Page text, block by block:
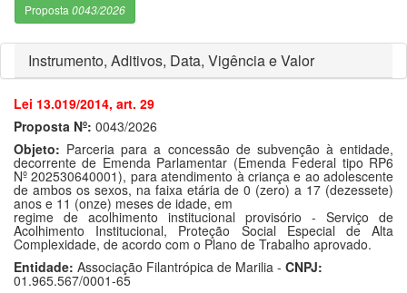
Proposta 0043/2026
Instrumento, Aditivos, Data, Vigência e Valor
Lei 13.019/2014, art. 29
Proposta Nº: 0043/2026
Objeto: Parceria para a concessão de subvenção à entidade,
decorrente de Emenda Parlamentar (Emenda Federal tipo RP6
Nº 202530640001), para atendimento à criança e ao adolescente
de ambos os sexos, na faixa etária de 0 (zero) a 17 (dezessete)
anos e 11 (onze) meses de idade, em
regime de acolhimento institucional provisório - Serviço de
Acolhimento Institucional, Proteção Social Especial de Alta
Complexidade, de acordo com o Plano de Trabalho aprovado.
Entidade: Associação Filantrópica de Marilia - CNPJ:
01.965.567/0001-65